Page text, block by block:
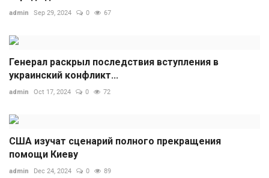
admin Sep 29, 2024 0 67
Генерал раскрыл последствия вступления в
украинский конфликт...
admin Oct 17, 2024 0 72
США изучат сценарий полного прекращения
помощи Киеву
admin Dec 24, 2024 0 89